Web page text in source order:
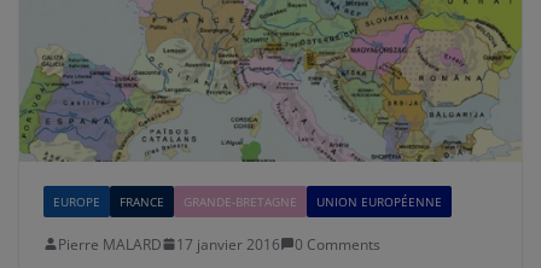
EUROPE FRANCE GRANDE-BRETAGNE UNION EUROPÉENNE
Pierre MALARD 17 janvier 2016 0 Comments